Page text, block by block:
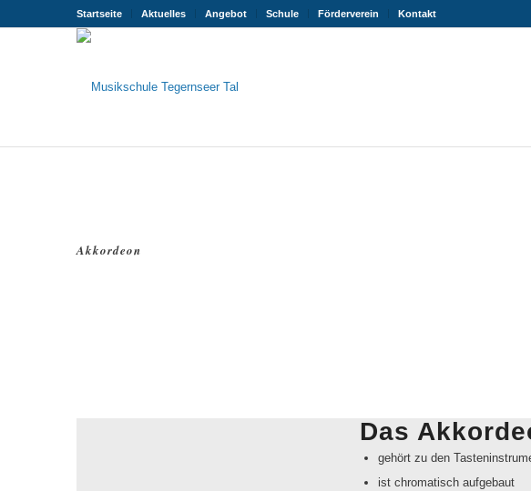
Startseite Aktuelles Angebot Schule Förderverein Kontakt
Akkordeon
Das
gehört zu den
ist chromatisch aufgebaut